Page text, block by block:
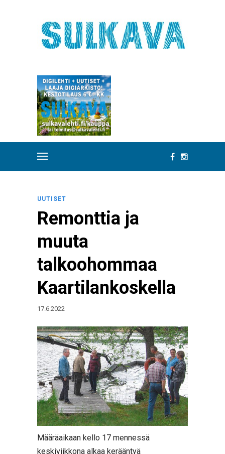
UUTISET
Remonttia ja
muuta
talkoohommaa
Kaartilankoskella
17.6.2022
Määräaikaan kello 17 mennessä
keskiviikkona alkaa kerääntyä